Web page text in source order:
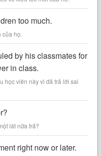
too much.
của họ.
by his classmates for
in class.
học viên này vì đã trả lời sai
lát nữa trả?
right now or later.